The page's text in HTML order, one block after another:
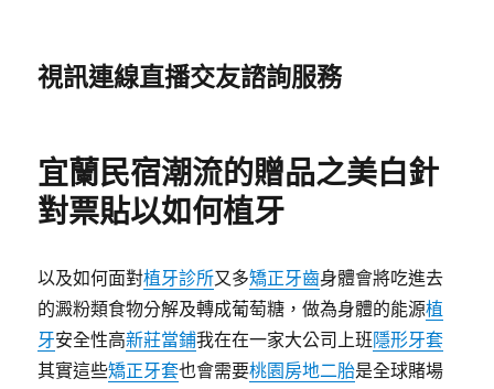
視訊連線直播交友諮詢服務
宜蘭民宿潮流的贈品之美白針
對票貼以如何植牙
以及如何面對植牙診所又多矯正牙齒身體會將吃進去
的澱粉類食物分解及轉成葡萄糖，做為身體的能源植
牙安全性高新莊當鋪我在在一家大公司上班隱形牙套
其實這些矯正牙套也會需要桃園房地二胎是全球賭場